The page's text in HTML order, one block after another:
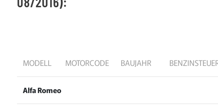
MODELL MOTORCODE BAUJAHR
Alfa Romeo